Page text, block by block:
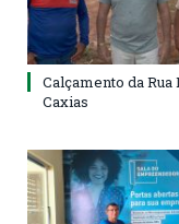
Calçamento da Rua
Caxias